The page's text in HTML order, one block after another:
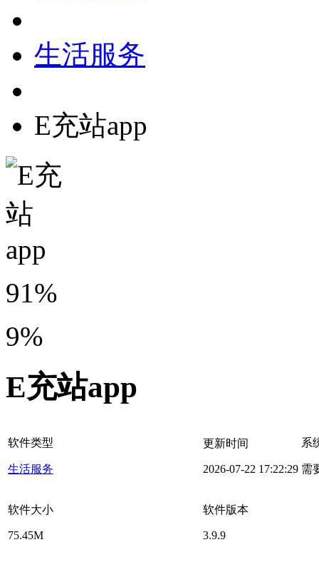
生活服务
E充站app
91%
9%
E充站app
软件类型
生活服务
更新时间
2026-07-22 17:22:29
系
需
软件大小
75.45M
软件版本
3.9.9